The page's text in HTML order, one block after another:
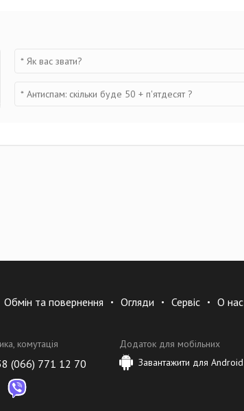
Обмін та повернення Огляди Сервіс О нас
комутація
(066) 771 12 70
Додаток для мобільних
Завантажити для Android